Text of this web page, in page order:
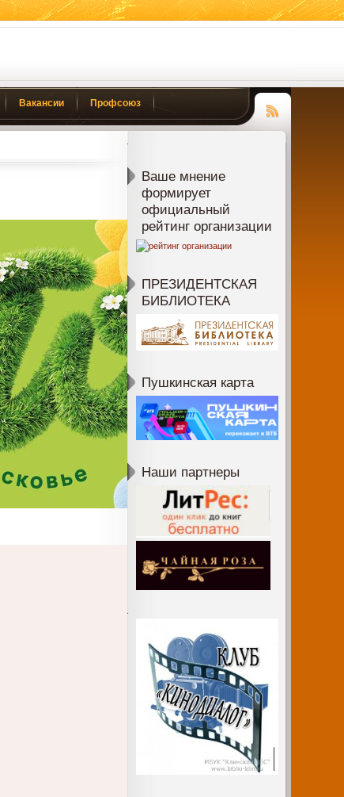
Вакансии Профсоюз
Чтение
Ваше мнение
формирует
официальный
рейтинг организации
ПРЕЗИДЕНТСКАЯ
БИБЛИОТЕКА
Пушкинская карта
Наши партнеры